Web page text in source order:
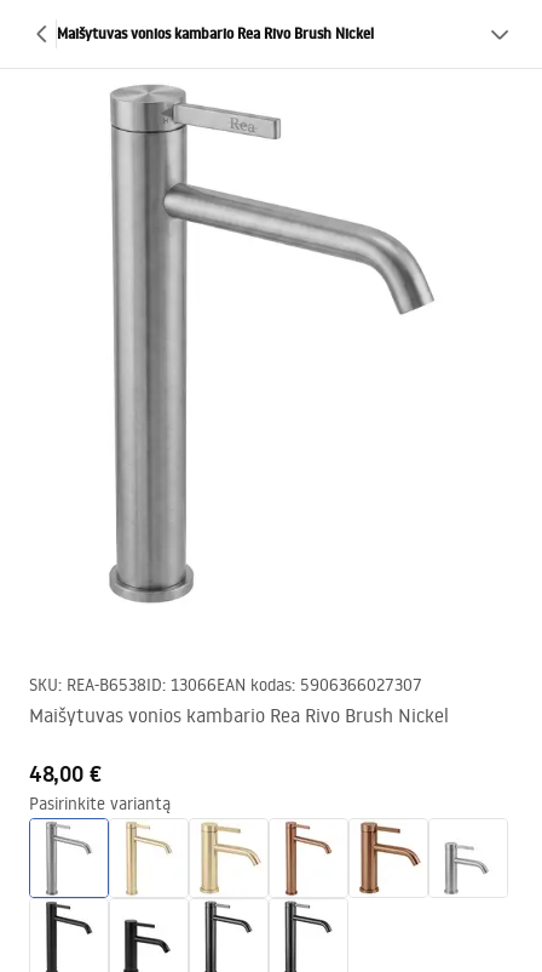
Maišytuvas vonios kambario Rea Rivo Brush Nickel
SKU: REA-B6538ID: 13066EAN kodas: 5906366027307
Maišytuvas vonios kambario Rea Rivo Brush Nickel
48,00 €
Pasirinkite variantą